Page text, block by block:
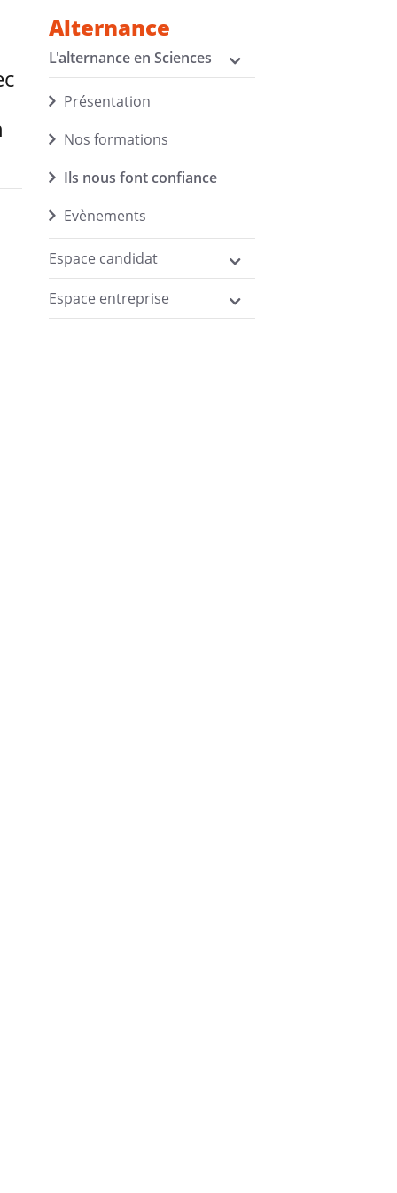
Alternance
L'alternance en Sciences
Présentation
Nos formations
Ils nous font confiance
Evènements
Espace candidat
Espace entreprise